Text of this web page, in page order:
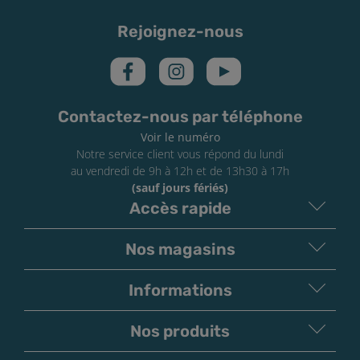
Rejoignez-nous
Contactez-nous par téléphone
Voir le numéro
Notre service client vous répond du lundi
au vendredi de 9h à 12h et de 13h30 à 17h
(sauf jours fériés)
Accès rapide
Nos magasins
Informations
Nos produits